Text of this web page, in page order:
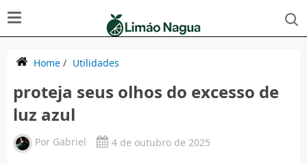
Home/ Utilidades
proteja seus olhos do excesso de
luz azul
Por Gabriel 4 de outubro de 2025